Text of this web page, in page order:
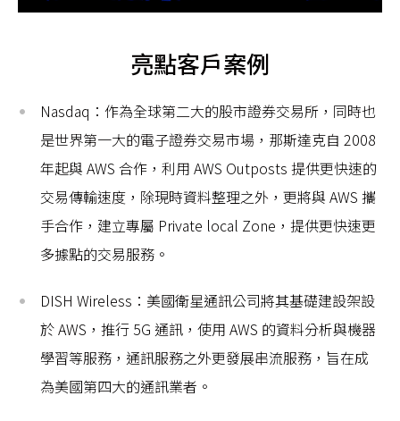
亮點客戶案例
Nasdaq：作為全球第二大的股市證券交易所，同時也
是世界第一大的電子證券交易市場，那斯達克自 2008
年起與 AWS 合作，利用 AWS Outposts 提供更快速的
交易傳輸速度，除現時資料整理之外，更將與 AWS 攜
手合作，建立專屬 Private local Zone，提供更快速更
多據點的交易服務。
DISH Wireless：美國衛星通訊公司將其基礎建設架設
於 AWS，推行 5G 通訊，使用 AWS 的資料分析與機器
學習等服務，通訊服務之外更發展串流服務，旨在成
為美國第四大的通訊業者。